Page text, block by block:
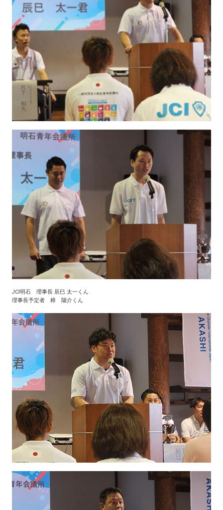
JCI明石 理事長 辰巳 太一くん
理事長予定者 樟 陽介くん